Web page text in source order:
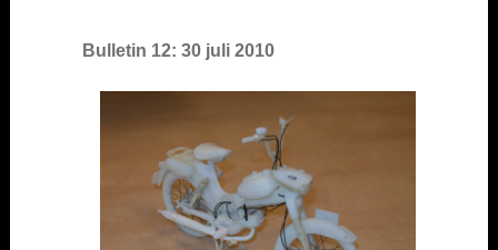
Bulletin 12: 30 juli 2010